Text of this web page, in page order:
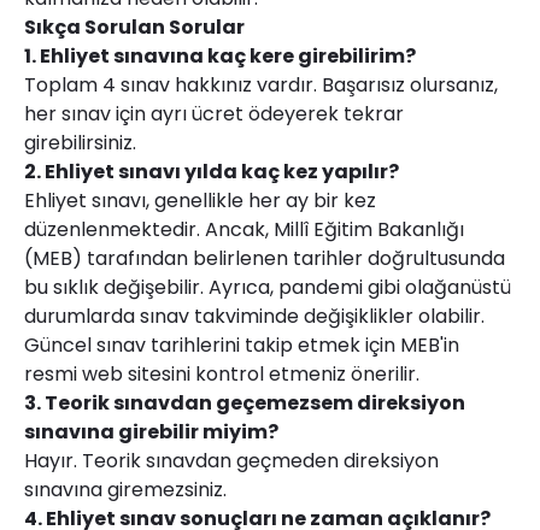
Sıkça Sorulan Sorular
1. Ehliyet sınavına kaç kere girebilirim?
Toplam 4 sınav hakkınız vardır. Başarısız olursanız,
her sınav için ayrı ücret ödeyerek tekrar
girebilirsiniz.
2. Ehliyet sınavı yılda kaç kez yapılır?
Ehliyet sınavı, genellikle her ay bir kez
düzenlenmektedir. Ancak, Millî Eğitim Bakanlığı
(MEB) tarafından belirlenen tarihler doğrultusunda
bu sıklık değişebilir. Ayrıca, pandemi gibi olağanüstü
durumlarda sınav takviminde değişiklikler olabilir.
Güncel sınav tarihlerini takip etmek için MEB'in
resmi web sitesini kontrol etmeniz önerilir.
3. Teorik sınavdan geçemezsem direksiyon
sınavına girebilir miyim?
Hayır. Teorik sınavdan geçmeden direksiyon
sınavına giremezsiniz.
4. Ehliyet sınav sonuçları ne zaman açıklanır?